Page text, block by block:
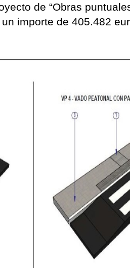
de “Obras
importe de 405.482